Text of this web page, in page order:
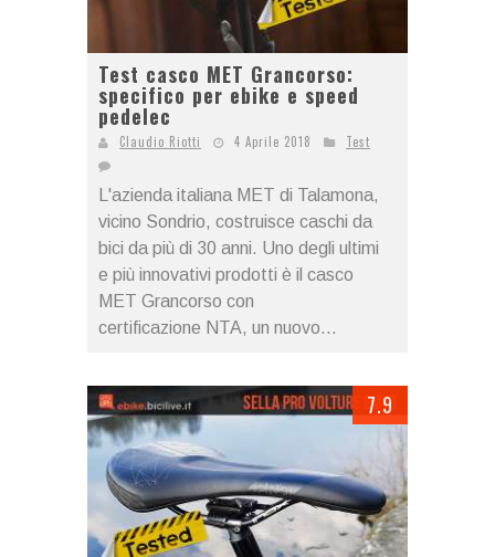
Test casco MET Grancorso:
specifico per ebike e speed
pedelec
Claudio Riotti 4 Aprile 2018 Test
L'azienda italiana MET di Talamona,
vicino Sondrio, costruisce caschi da
bici da più di 30 anni. Uno degli ultimi
e più innovativi prodotti è il casco
MET Grancorso con
certificazione NTA, un nuovo...
7.9